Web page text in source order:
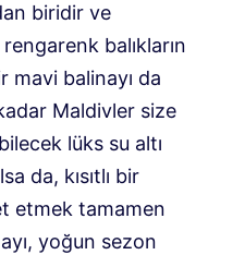
biridir ve
balıkların
mavi balinayı da
Maldivler size
lüks su altı
da, kısıtlı bir
etmek tamamen
yoğun sezon